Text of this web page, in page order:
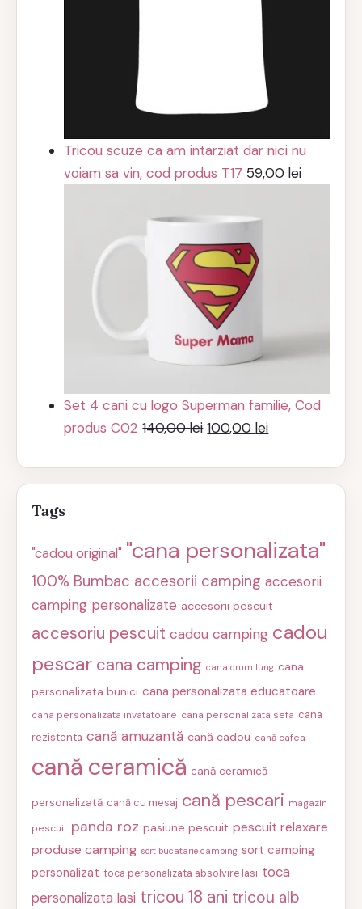
Tricou scuze ca am intarziat dar nici nu
voiam sa vin, cod produs T17 59,00lei
Set 4 cani cu logo Superman familie, Cod
produs C02 140,00lei Prețul
a
100,00leiPrețul
este:
Tags
"cadou original" "cana personalizata"
100% Bumbac accesorii camping accesorii
camping personalizate accesorii pescuit
accesoriu pescuit cadou camping cadou
pescar cana camping cana drum lung cana
personalizata bunici cana personalizata educatoare
cana personalizata invatatoare cana personalizata sefa cana
rezistenta cană amuzantă cană cadou cană cafea
cană ceramică cană ceramică
personalizată cană cu mesaj cană pescari magazin
pescuit panda roz pasiune pescuit pescuit relaxare
produse camping sort bucatarie camping sort camping
personalizat toca personalizata absolvire Iasi toca
personalizata Iasi tricou 18 ani tricou alb